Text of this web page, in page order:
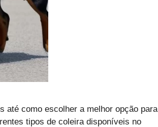
até como escolher a melhor opção para
tipos de coleira disponíveis no